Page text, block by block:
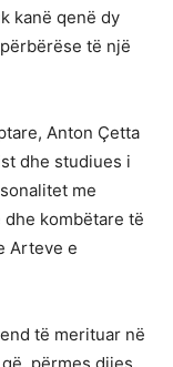
kanë qenë dy
të një
Anton Çetta
dhe studiues i
me
kombëtare të
Arteve e
të merituar në
përmes dijes,